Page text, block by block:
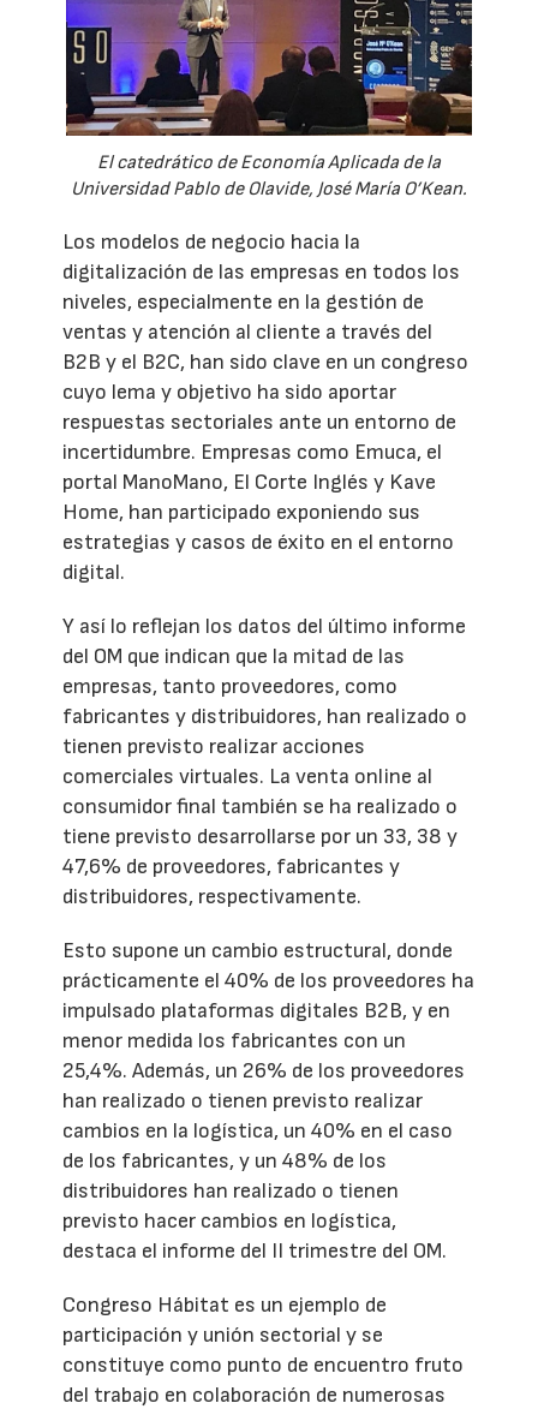
El catedrático de Economía Aplicada de la
Universidad Pablo de Olavide, José María O’Kean.
Los modelos de negocio hacia la
digitalización de las empresas en todos los
niveles, especialmente en la gestión de
ventas y atención al cliente a través del
B2B y el B2C, han sido clave en un congreso
cuyo lema y objetivo ha sido aportar
respuestas sectoriales ante un entorno de
incertidumbre. Empresas como Emuca, el
portal ManoMano, El Corte Inglés y Kave
Home, han participado exponiendo sus
estrategias y casos de éxito en el entorno
digital.
Y así lo reflejan los datos del último informe
del OM que indican que la mitad de las
empresas, tanto proveedores, como
fabricantes y distribuidores, han realizado o
tienen previsto realizar acciones
comerciales virtuales. La venta online al
consumidor final también se ha realizado o
tiene previsto desarrollarse por un 33, 38 y
47,6% de proveedores, fabricantes y
distribuidores, respectivamente.
Esto supone un cambio estructural, donde
prácticamente el 40% de los proveedores ha
impulsado plataformas digitales B2B, y en
menor medida los fabricantes con un
25,4%. Además, un 26% de los proveedores
han realizado o tienen previsto realizar
cambios en la logística, un 40% en el caso
de los fabricantes, y un 48% de los
distribuidores han realizado o tienen
previsto hacer cambios en logística,
destaca el informe del II trimestre del OM.
Congreso Hábitat es un ejemplo de
participación y unión sectorial y se
constituye como punto de encuentro fruto
del trabajo en colaboración de numerosas